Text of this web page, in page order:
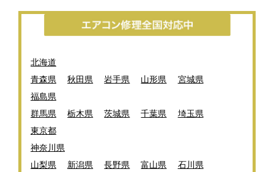
北海道
青森県
秋田県 岩手県 山形県
宮城県
福島県
群馬県
栃木県 茨城県 千葉県
埼玉県
東京都
神奈川県
山梨県
新潟県 長野県 富山県
石川県